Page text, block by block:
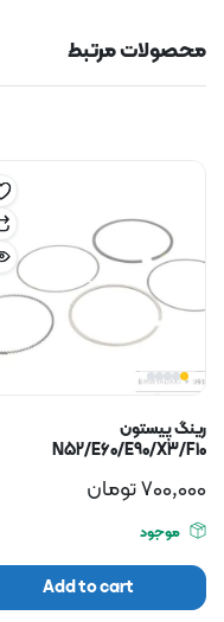
محصولات مرتبط
رینگ پیستون
N52/E60/E90/X3/F10
700,000تومان
موجود
Add to cart